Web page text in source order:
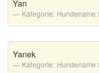
Yan
Kategorie: Hundename
Yanek
Kategorie: Hundename